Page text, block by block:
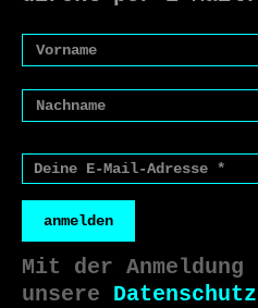
anmelden
Mit der
unsere